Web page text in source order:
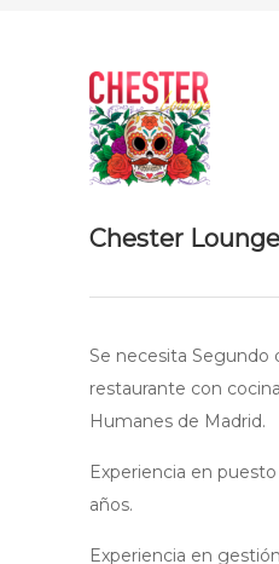
Chester
Se necesita Segundo
restaurante con
Humanes de Madrid.
Experiencia en
años.
Experiencia en